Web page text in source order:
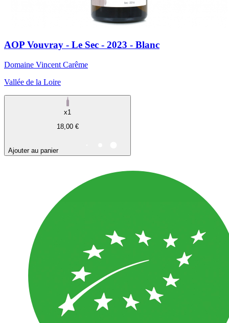
AOP Vouvray - Le Sec - 2023 - Blanc
Domaine Vincent Carême
Vallée de la Loire
x1
18,00 €
Ajouter au panier